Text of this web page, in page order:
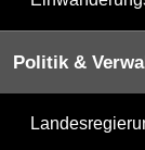
Politik &